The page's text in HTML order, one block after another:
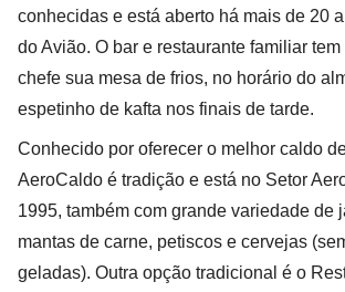
conhecidas e está aberto há mais de 20
do Avião. O bar e restaurante familiar
chefe sua mesa de frios, no horário do
espetinho de kafta nos finais de tarde.
Conhecido por oferecer o melhor caldo
AeroCaldo é tradição e está no Setor
1995, também com grande variedade de
mantas de carne, petiscos e cervejas
geladas). Outra opção tradicional é o